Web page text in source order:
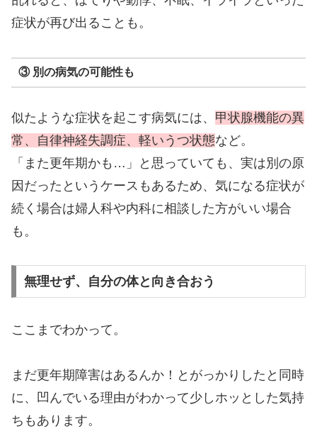
症状が再び出ることも。
③ 別の病気の可能性も
似たような症状を起こす病気には、 甲状腺機能の異
常、自律神経失調症、軽いうつ状態など。
「また更年期かも…」と思っていても、実は別の原
因だったというケースもあるため、気になる症状が
続く場合は婦人科や内科に相談した方がいい場合
も。
無理せず、自分の体と向き合おう
ここまでわかって。
まだ更年期障害はあるんか！とがっかりしたと同時
に、凹んでいる理由がわかって少しホッとした気持
ちもあります。